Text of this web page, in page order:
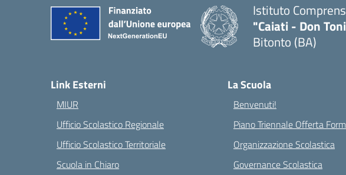
Istituto
"Caiati - Don
Bitonto (BA)
Link Esterni
MIUR
Ufficio Scolastico Regionale
Ufficio Scolastico Territoriale
Scuola in Chiaro
La Scuola
Benvenuti!
Piano Triennale Offerta
Organizzazione Scolastica
Governance Scolastica